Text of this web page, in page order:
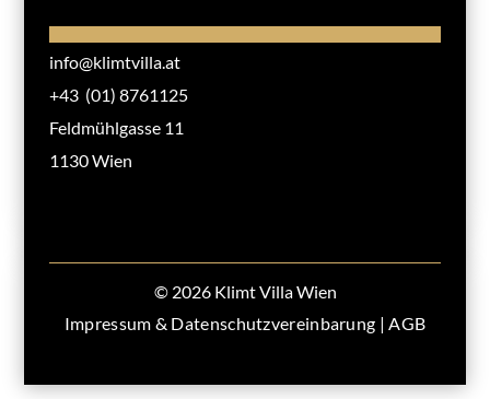
info@klimtvilla.at
+43 (01) 8761125
Feldmühlgasse 11
1130 Wien
© 2026 Klimt Villa Wien
Impressum & Datenschutzvereinbarung |AGB